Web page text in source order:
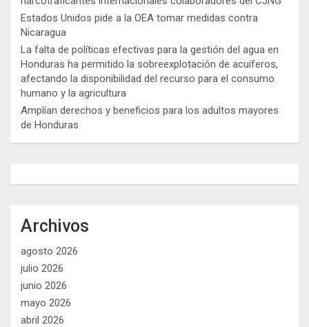
Estados Unidos pide a la OEA tomar medidas contra
Nicaragua
La falta de políticas efectivas para la gestión del agua en
Honduras ha permitido la sobreexplotación de acuíferos,
afectando la disponibilidad del recurso para el consumo
humano y la agricultura
Amplían derechos y beneficios para los adultos mayores
de Honduras
Archivos
agosto 2026
julio 2026
junio 2026
mayo 2026
abril 2026